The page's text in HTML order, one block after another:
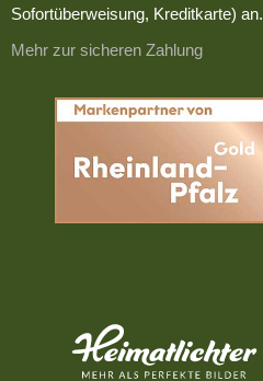
Sofortüberweisung, Kreditkarte) an.
Mehr zur sicheren Zahlung